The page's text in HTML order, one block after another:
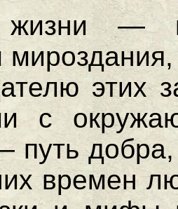
—
этих
с
добра,
времен